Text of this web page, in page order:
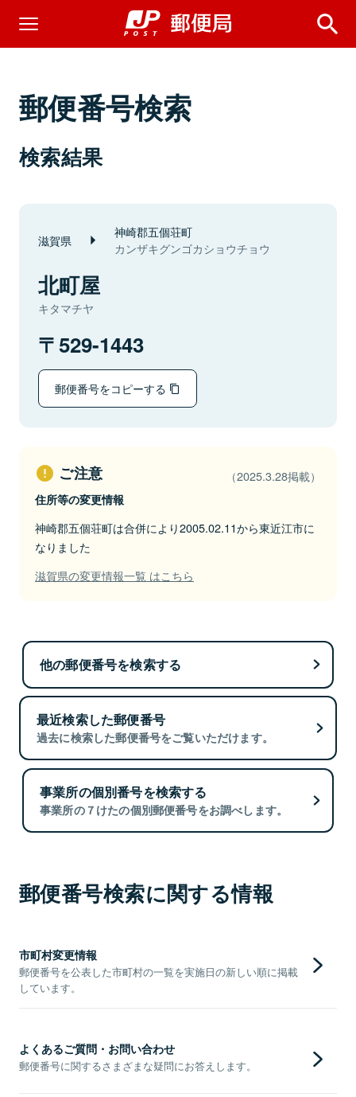
郵便番号検索
検索結果
滋賀県 神崎郡五個荘町
カンザキグンゴカショウチョウ
北町屋
キタマチヤ
529-1443
郵便番号をコピーする
ご注意 （2025.3.28掲載）
住所等の変更情報
神崎郡五個荘町は合併により2005.02.11から東近江市に
なりました
滋賀県の変更情報一覧 はこちら
他の郵便番号を検索する
最近検索した郵便番号
過去に検索した郵便番号をご覧いただけます。
事業所の個別番号を検索する
事業所の７けたの個別郵便番号をお調べします。
郵便番号検索に関する情報
市町村変更情報
郵便番号を公表した市町村の一覧を実施日の新しい順に掲載
しています。
よくあるご質問・お問い合わせ
郵便番号に関するさまざまな疑問にお答えします。